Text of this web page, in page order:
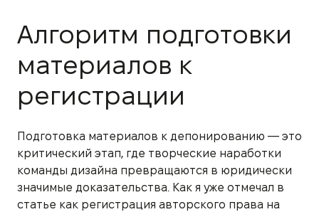
Алгоритм подготовки
материалов к
регистрации
Подготовка материалов к депонированию — это
критический этап, где творческие наработки
команды дизайна превращаются в юридически
значимые доказательства. Как я уже отмечал в
статье как регистрация авторского права на